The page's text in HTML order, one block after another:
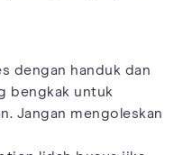
dengan handuk dan
bengkak untuk
Jangan mengoleskan